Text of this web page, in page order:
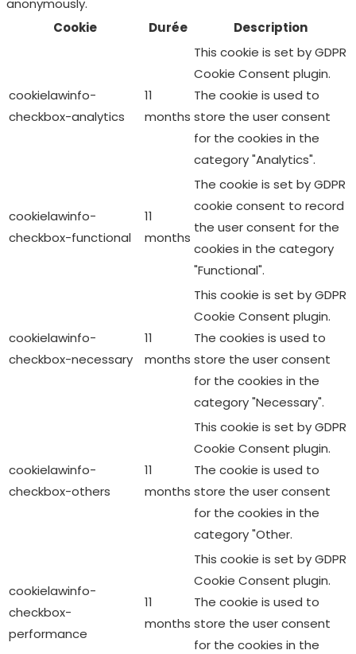
anonymously.
Cookie
Durée Description
cookielawinfo-
checkbox-analytics
11
months
This cookie is set by GDPR
Cookie Consent plugin.
The cookie is used to
store the user consent
for the cookies in the
category "Analytics".
cookielawinfo-
checkbox-functional
11
months
The cookie is set by GDPR
cookie consent to record
the user consent for the
cookies in the category
"Functional".
cookielawinfo-
checkbox-necessary
11
months
This cookie is set by GDPR
Cookie Consent plugin.
The cookies is used to
store the user consent
for the cookies in the
category "Necessary".
cookielawinfo-
checkbox-others
11
months
This cookie is set by GDPR
Cookie Consent plugin.
The cookie is used to
store the user consent
for the cookies in the
category "Other.
cookielawinfo-
checkbox-
performance
11
months
This cookie is set by GDPR
Cookie Consent plugin.
The cookie is used to
store the user consent
for the cookies in the